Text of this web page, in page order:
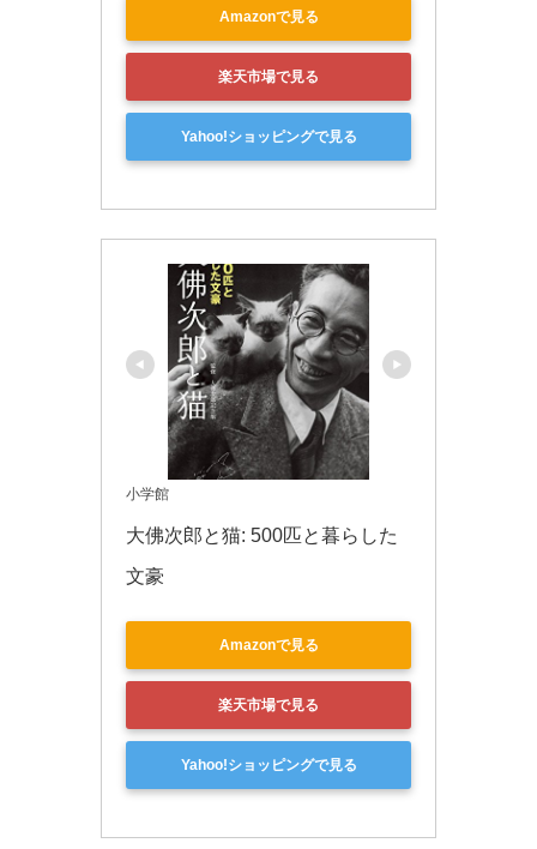
Amazonで見る
楽天市場で見る
Yahoo!ショッピングで見る
小学館
大佛次郎と猫: 500匹と暮らした
文豪
Amazonで見る
楽天市場で見る
Yahoo!ショッピングで見る